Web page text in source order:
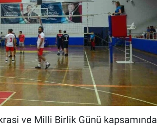
ve Milli Birlik Günü kapsamında